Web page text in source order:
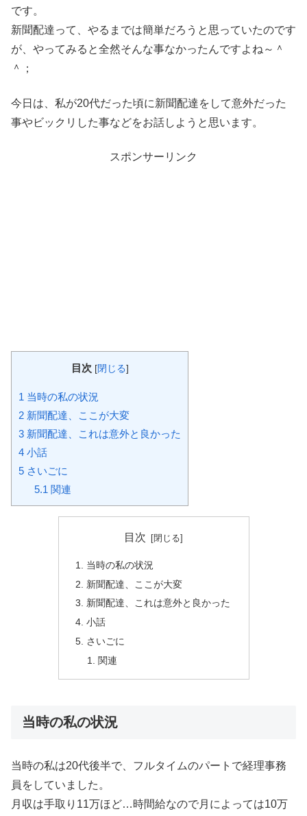
です。
新聞配達って、やるまでは簡単だろうと思っていたのです
が、やってみると全然そんな事なかったんですよね～＾
＾；
今日は、私が20代だった頃に新聞配達をして意外だった
事やビックリした事などをお話しようと思います。
スポンサーリンク
目次 [閉じる]
1 当時の私の状況
2 新聞配達、ここが大変
3 新聞配達、これは意外と良かった
4 小話
5 さいごに
5.1 関連
目次
当時の私の状況
新聞配達、ここが大変
新聞配達、これは意外と良かった
小話
さいごに
関連
当時の私の状況
当時の私は20代後半で、フルタイムのパートで経理事務
員をしていました。
月収は手取り11万ほど…時間給なので月によっては10万